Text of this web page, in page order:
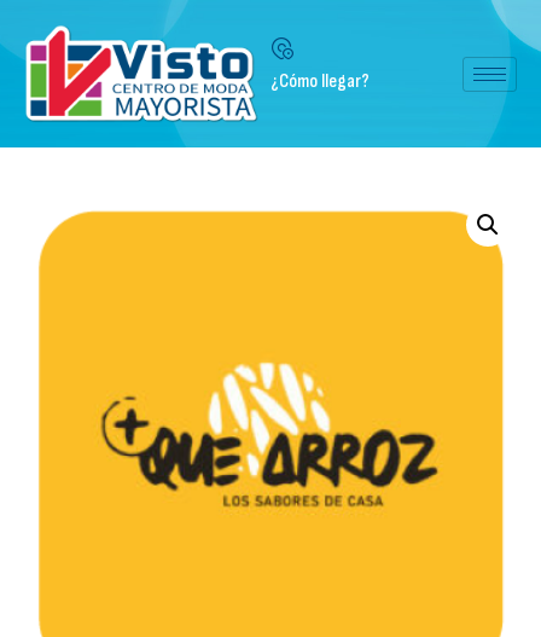
¿Cómo llegar?